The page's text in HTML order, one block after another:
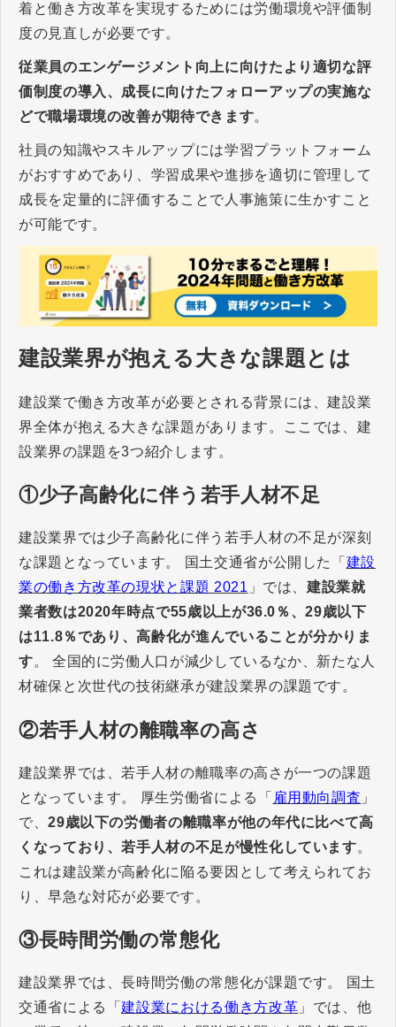
着と働き方改革を実現するためには労働環境や評価制
度の見直しが必要です。
従業員のエンゲージメント向上に向けたより適切な評
価制度の導入、成長に向けたフォローアップの実施な
どで職場環境の改善が期待できます。
社員の知識やスキルアップには学習プラットフォーム
がおすすめであり、学習成果や進捗を適切に管理して
成長を定量的に評価することで人事施策に生かすこと
が可能です。
建設業界が抱える大きな課題とは
建設業で働き方改革が必要とされる背景には、建設業
界全体が抱える大きな課題があります。ここでは、建
設業界の課題を3つ紹介します。
①少子高齢化に伴う若手人材不足
建設業界では少子高齢化に伴う若手人材の不足が深刻
な課題となっています。 国土交通省が公開した「 建設
業の働き方改革の現状と課題 2021 」では、建設業就
業者数は2020年時点で55歳以上が36.0％、29歳以下
は11.8％であり、高齢化が進んでいることが分かりま
す。 全国的に労働人口が減少しているなか、新たな人
材確保と次世代の技術継承が建設業界の課題です。
②若手人材の離職率の高さ
建設業界では、若手人材の離職率の高さが一つの課題
となっています。 厚生労働省による「 雇用動向調査 」
で、29歳以下の労働者の離職率が他の年代に比べて高
くなっており、若手人材の不足が慢性化しています。
これは建設業が高齢化に陥る要因として考えられてお
り、早急な対応が必要です。
③長時間労働の常態化
建設業界では、長時間労働の常態化が課題です。 国土
交通省による「建設業における働き方改革 」では、他